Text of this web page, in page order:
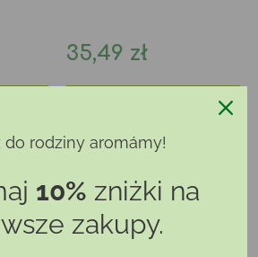
Cena
35,49 zł
do rodziny aromámy!
10% zniżki na
zakupy.